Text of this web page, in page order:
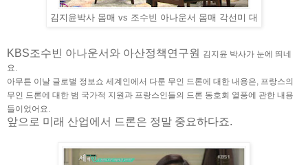
김지윤박사 몸매 vs 조수빈 아나운서 몸매 각선미 대
KBS조수빈 아나운서와 아산정책연구원 김지윤 박사가 눈에 띄네
요.
아무튼 이날 글로벌 정보쇼 세계인에서 다룬 무인 드론에 대한 내용은, 프랑스의
무인 드론에 대한 범 국가적 지원과 프랑스인들의 드론 동호회 열풍에 관한 내용
들이었어요.
앞으로 미래 산업에서 드론은 정말 중요하다죠.